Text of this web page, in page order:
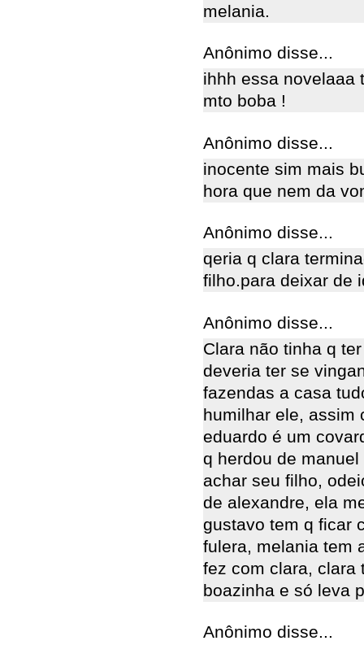
melania.
Anônimo disse...
ihhh essa novelaaa
mto boba !
Anônimo disse...
inocente sim mais
hora que nem da
Anônimo disse...
qeria q clara
filho.para deixar de
Anônimo disse...
Clara não tinha q
deveria ter se
fazendas a casa
humilhar ele, assim
eduardo é um
q herdou de
achar seu filho,
de alexandre, ela
gustavo tem q ficar
fulera, melania tem
fez com clara, clara
boazinha e só leva
Anônimo disse...